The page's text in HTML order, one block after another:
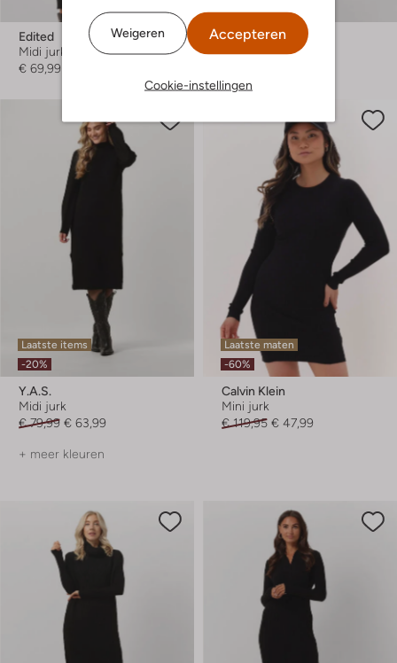
Weigeren Accepteren
Cookie-instellingen
Edited
Midi jurk
€ 69,99
Selected Women
Maxi jurk
Laatste items
-20%
Y.a.s.
Midi jurk
€ 79,99 € 63,99
+ meer kleuren
Laatste maten
-60%
Calvin Klein
Mini jurk
€ 119,95 € 47,99